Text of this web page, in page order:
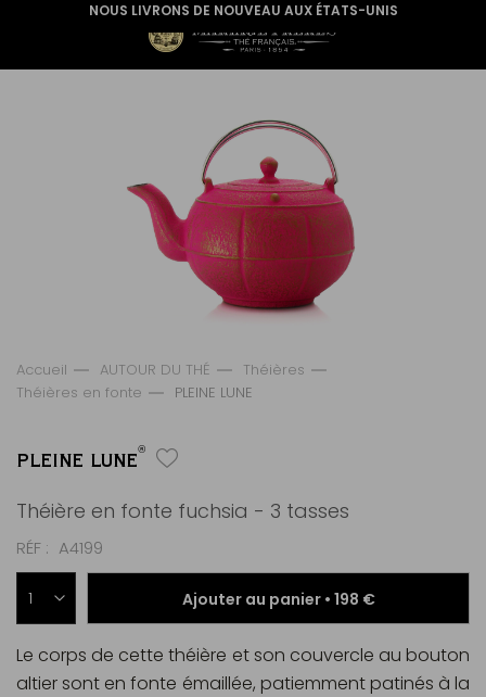
NOUS LIVRONS DE NOUVEAU AUX ÉTATS-UNIS
Accueil AUTOUR DU THÉ
Théières
Théières en fonte
PLEINE LUNE
PLEINE LUNE®
Théière en fonte fuchsia - 3 tasses
RÉF A4199
Ajouter au panier • 198 €
Le corps de cette théière et son couvercle au bouton
altier sont en fonte émaillée, patiemment patinés à la